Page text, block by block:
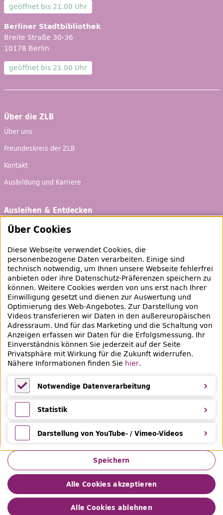
geöffnet bis 21.00 Uhr
Berliner Stadtbibliothek
Breite Straße 30-36
10178 Berlin
geöffnet bis 21.00 Uhr
Über die ZLB
Über uns
Freundeskreis der ZLB
Kontakt
Ausbildung und Karriere
Ausleihen & Entdecken
Schaufenster
Bibliotheksausweis
Highlights
Veranstaltungen & Lernangebote
Veranstaltungsübersicht
Lern- und Beratungsangebote
Eltern & Kinder
Ferien
Medientipps und Angebote
Impressum Datenschutz
Leichte Sprache
Gebärdensprache
Privatsphäre
Barrierefreiheit
Hilfe &
Über Cookies
Diese Webseite verwendet Cookies, die
personenbezogene Daten verarbeiten. Einige sind
technisch notwendig, um Ihnen unsere Webseite fehlerfrei
anbieten oder ihre Datenschutz-Präferenzen speichern zu
können. Weitere Cookies werden von uns erst nach Ihrer
Einwilligung gesetzt und dienen zur Auswertung und
Optimierung desWeb-Angebotes. Zur Darstellung von
Videos transferieren wir Daten in den außereuropäischen
Adressraum. Und für das Marketing und die Schaltung von
Anzeigen erfassen wir Daten für die Erfolgsmessung. Ihr
Einverständnis können Sie jederzeit auf der Seite
Privatsphäre mit Wirkung für die Zukunft widerrufen.
Nähere Informationen finden Sie hier.
Notwendige Datenverarbeitung
Notwendige Datenverarbeitung
Statistik
StatistikDarstellung von YouTube- / Vimeo-Videos
Darstellung von YouTube- / Vimeo-Videos
Speichern
Alle Cookies akzeptieren
Alle Cookies ablehnen